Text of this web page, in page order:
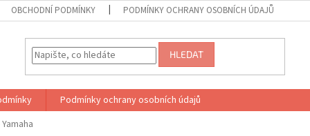
OBCHODNÍ PODMÍNKY PODMÍNKY OCHRANY OSOBNÍCH ÚDAJŮ
HLEDAT
Podmínky ochrany osobních údajů